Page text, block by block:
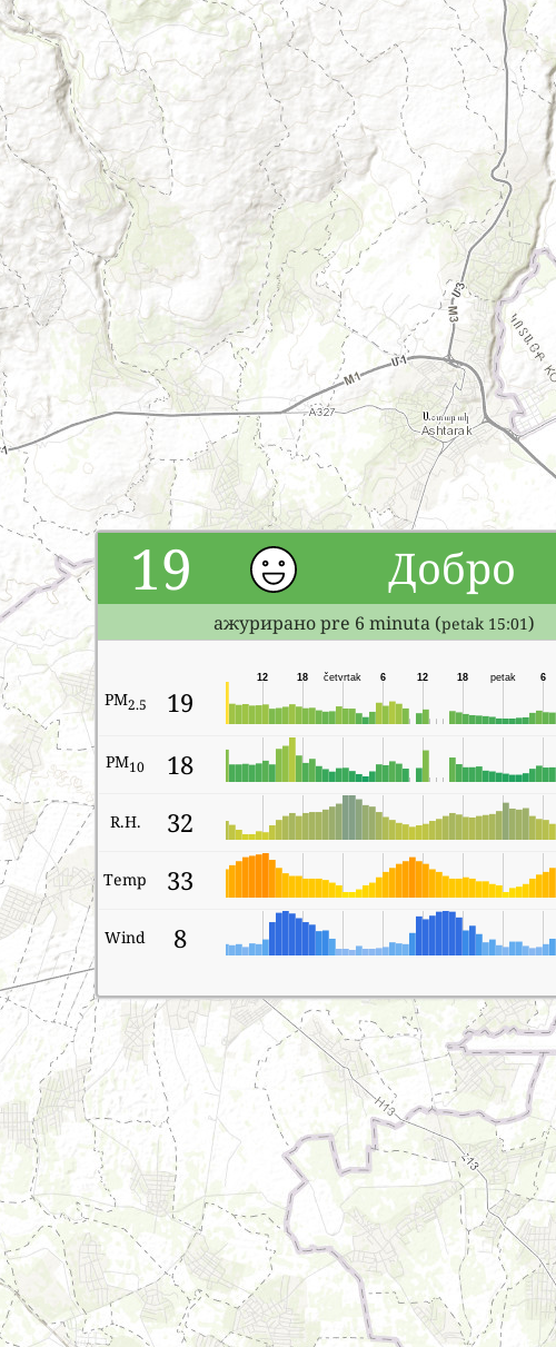
19 Добро
ажурирано pre 6 minuta (petak 15:01)
PM2.5 19
6
petak
18
12
6
četvrtak
18
12
PM10 18
R.H. 32
Temp 33
Wind 8